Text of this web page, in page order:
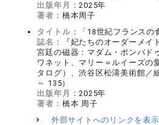
出版年月：2025年
著者： 橋本周子
タイトル：
「18世紀フランスの
誌名：
『妃たちのオーダーメ
宮廷の磁器：マダム・ポンパド
ワネット、マリー＝ルイーズの
タログ）、渋谷区松濤美術館
～ 135）
出版年月：2025年
著者： 橋本 周子
外部サイトへのリンクを表示